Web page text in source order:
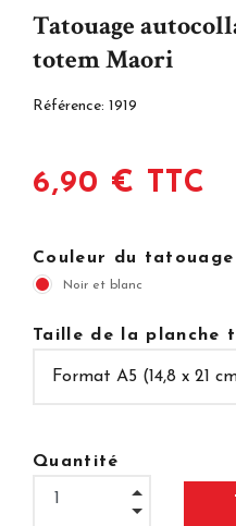
Tatouage
totem Maori
Référence: 1919
6,90 € TTC
Couleur du tatouage
Noir et blanc
Taille de la planche
Quantité